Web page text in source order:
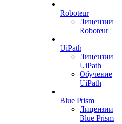
Roboteur
Лицензии
Roboteur
UiPath
Лицензии
UiPath
Обучение
UiPath
Blue Prism
Лицензии
Blue Prism